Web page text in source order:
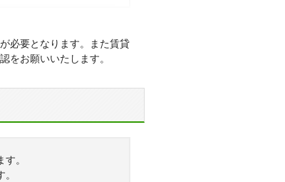
ス
必要となります。また賃貸
をお願いいたします。
。